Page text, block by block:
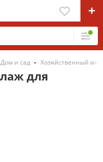
Дом и сад Хозяйственный
для